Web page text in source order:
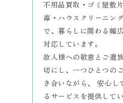
不用品買取・ゴミ屋敷
毒・ハウスクリーニン
で、暮らしに関わる幅
対応しています。
故人様への敬意とご遺
切にし、一つひとつの
き合いながら、 安心し
るサービスを提供してい